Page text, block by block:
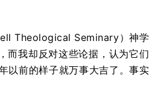
Theological Seminary）神
我却反对这些论据，认为它
以前的样子就万事大吉了。事